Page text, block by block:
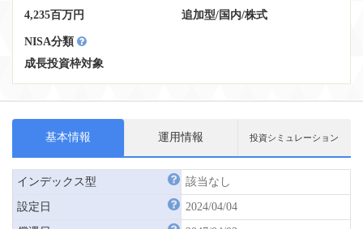
4,235百万円
追加型/国内/株式
NISA分類
成長投資枠対象
基本情報 運用情報 投資シミュレーション
インデックス型 該当なし
設定日 2024/04/04